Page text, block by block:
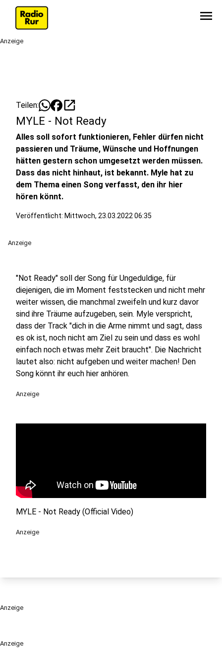
menu
Anzeige
Anzeige
Teilen: open_in_new
MYLE - Not Ready
Alles soll sofort funktionieren, Fehler dürfen nicht
passieren und Träume, Wünsche und Hoffnungen
hätten gestern schon umgesetzt werden müssen.
Dass das nicht hinhaut, ist bekannt. Myle hat zu
dem Thema einen Song verfasst, den ihr hier
hören könnt.
Veröffentlicht: Mittwoch, 23.03.2022 06:35
Anzeige
"Not Ready" soll der Song für Ungeduldige, für
diejenigen, die im Moment feststecken und nicht mehr
weiter wissen, die manchmal zweifeln und kurz davor
sind ihre Träume aufzugeben, sein. Myle verspricht,
dass der Track "dich in die Arme nimmt und sagt, dass
es ok ist, noch nicht am Ziel zu sein und dass es wohl
einfach noch etwas mehr Zeit braucht". Die Nachricht
lautet also: nicht aufgeben und weiter machen! Den
Song könnt ihr euch hier anhören.
Anzeige
MYLE - Not Ready (Official Video)
Anzeige
Anzeige